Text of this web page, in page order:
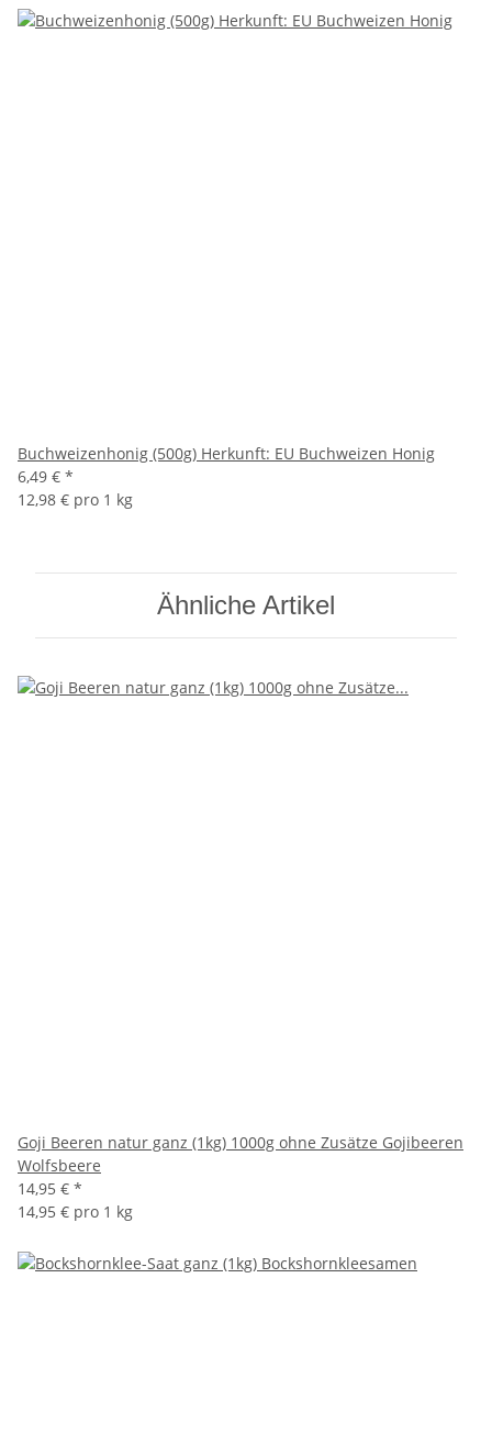
Buchweizenhonig (500g) Herkunft: EU Buchweizen Honig
6,49 € *
12,98 € pro 1 kg
Ähnliche Artikel
Goji Beeren natur ganz (1kg) 1000g ohne Zusätze Gojibeeren
Wolfsbeere
14,95 € *
14,95 € pro 1 kg